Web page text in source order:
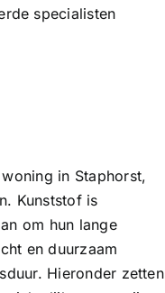
specialisten
in Staphorst,
Kunststof is
om hun lange
en duurzaam
Hieronder zetten